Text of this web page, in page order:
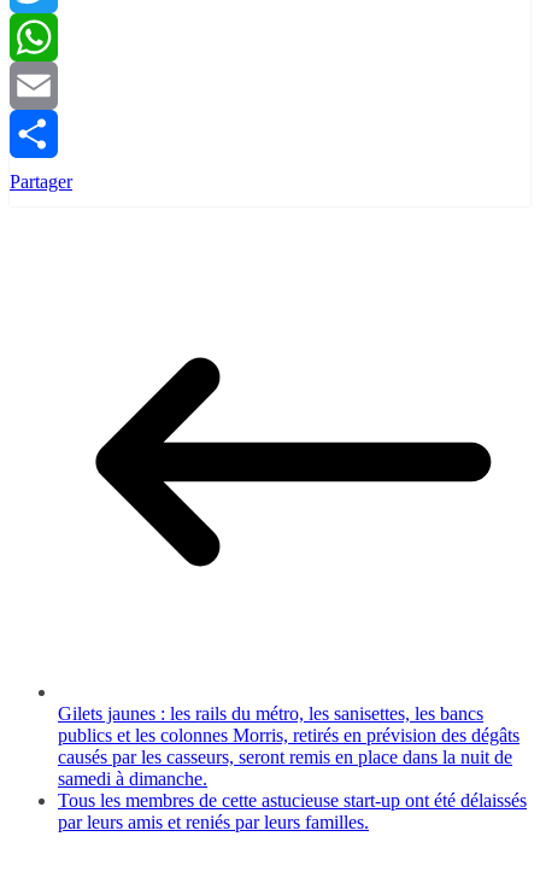
Twitter
WhatsApp
Email
Partager
Gilets jaunes : les rails du métro, les sanisettes, les bancs
publics et les colonnes Morris, retirés en prévision des dégâts
causés par les casseurs, seront remis en place dans la nuit de
samedi à dimanche.
Tous les membres de cette astucieuse start-up ont été délaissés
par leurs amis et reniés par leurs familles.